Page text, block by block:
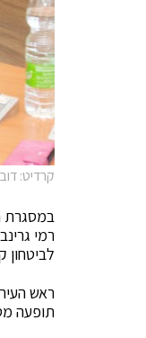
קרדיט:
במסגרת
רמי
לביטחון
ראש
תופעה